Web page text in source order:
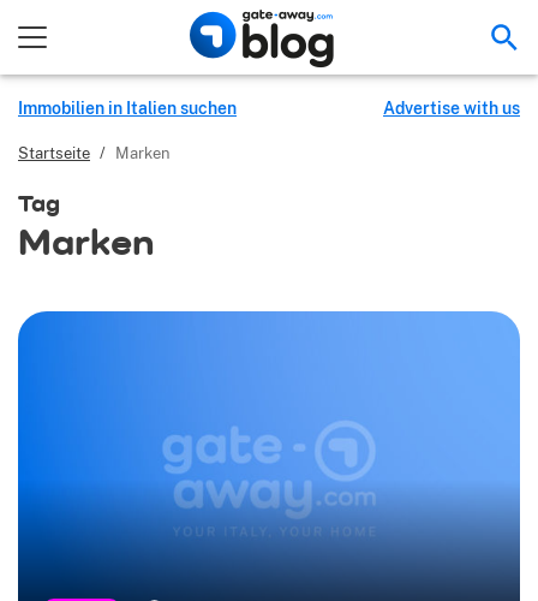
Immobilien in Italien suchen Advertise with us
Startseite / Marken
Tag
Marken